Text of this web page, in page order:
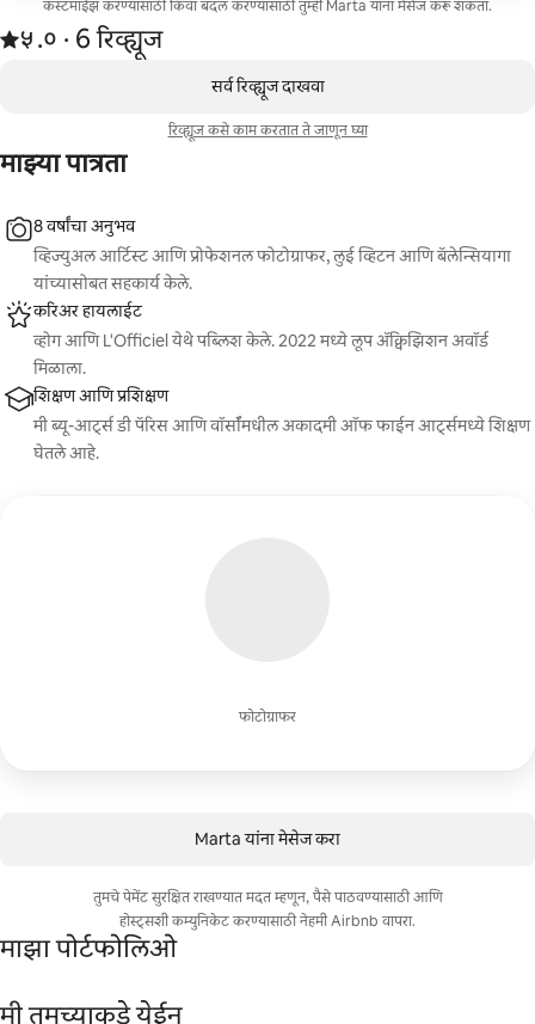
करण्यासाठी आणि फ्रेम करण्यासाठी तयार असतात. कमाल 6 दिवसांत
डिलिव्हरी आणि ग्रुपसाठी कोणतीही मर्यादा नाही. जोडप्यांसाठी, सर्जनशील
पोर्ट्रेट्ससाठी आणि एडिटोरियल-शैलीतील इमेजरीसाठी परिपूर्ण.
कस्टमाईझ करण्यासाठी किंवा बदल करण्यासाठी तुम्ही Marta यांना मेसेज करू शकता.
6 रिव्ह्यूजमधून 5 पैकी ५.० स्टार्स रेटिंग आहे
५.०
,
· 6 रिव्ह्यूज
सर्व रिव्ह्यूज दाखवा
रिव्ह्यूज कसे काम करतात ते जाणून घ्या
माझ्या पात्रता
फोटोग्राफर
8 वर्षांचा अनुभव
व्हिज्युअल आर्टिस्ट आणि प्रोफेशनल फोटोग्राफर, लुई व्हिटन आणि बॅलेन्सियागा
यांच्यासोबत सहकार्य केले.
करिअर हायलाईट
व्होग आणि L'Officiel येथे पब्लिश केले. 2022 मध्ये लूप ॲक्विझिशन अवॉर्ड
मिळाला.
शिक्षण आणि प्रशिक्षण
मी ब्यू-आर्ट्स डी पॅरिस आणि वॉर्सॉमधील अकादमी ऑफ फाईन आर्ट्समध्ये शिक्षण
घेतले आहे.
Marta यांना मेसेज करा
तुमचे पेमेंट सुरक्षित राखण्यात मदत म्हणून, पैसे पाठवण्यासाठी आणि
होस्ट्सशी कम्युनिकेट करण्यासाठी नेहमी Airbnb वापरा.
माझा पोर्टफोलिओ
मी तुमच्याकडे येईन